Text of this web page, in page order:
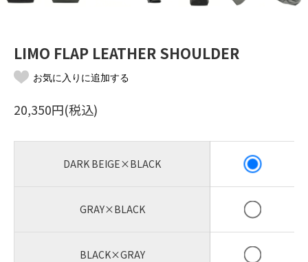
LIMO FLAP LEATHER SHOULDER
20,350円(税込)
DARK BEIGE×BLACK
GRAY×BLACK
BLACK×GRAY